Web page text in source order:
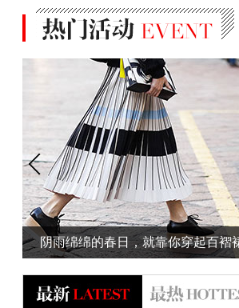
阴雨绵绵的春日，就靠你穿起百褶
美给我看了~